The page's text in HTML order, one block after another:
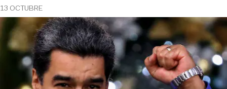
13 OCTUBRE